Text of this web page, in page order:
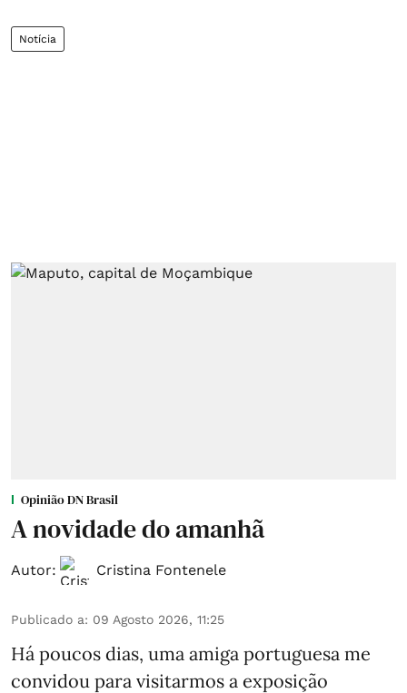
Notícia
Opinião DN Brasil
A novidade do amanhã
Autor: Cristina Fontenele
Publicado a: 09 Agosto 2026, 11:25
Há poucos dias, uma amiga portuguesa me
convidou para visitarmos a exposição